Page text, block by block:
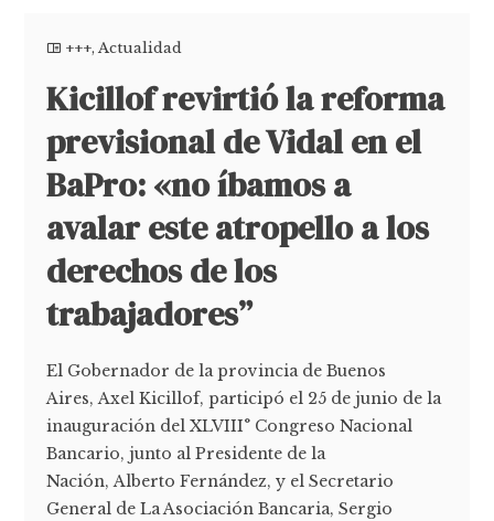
+++,Actualidad
Kicillof revirtió la reforma
previsional de Vidal en el
BaPro: «no íbamos a
avalar este atropello a los
derechos de los
trabajadores”
El Gobernador de la provincia de Buenos
Aires, Axel Kicillof, participó el 25 de junio de la
inauguración del XLVIII° Congreso Nacional
Bancario, junto al Presidente de la
Nación, Alberto Fernández, y el Secretario
General de La Asociación Bancaria, Sergio